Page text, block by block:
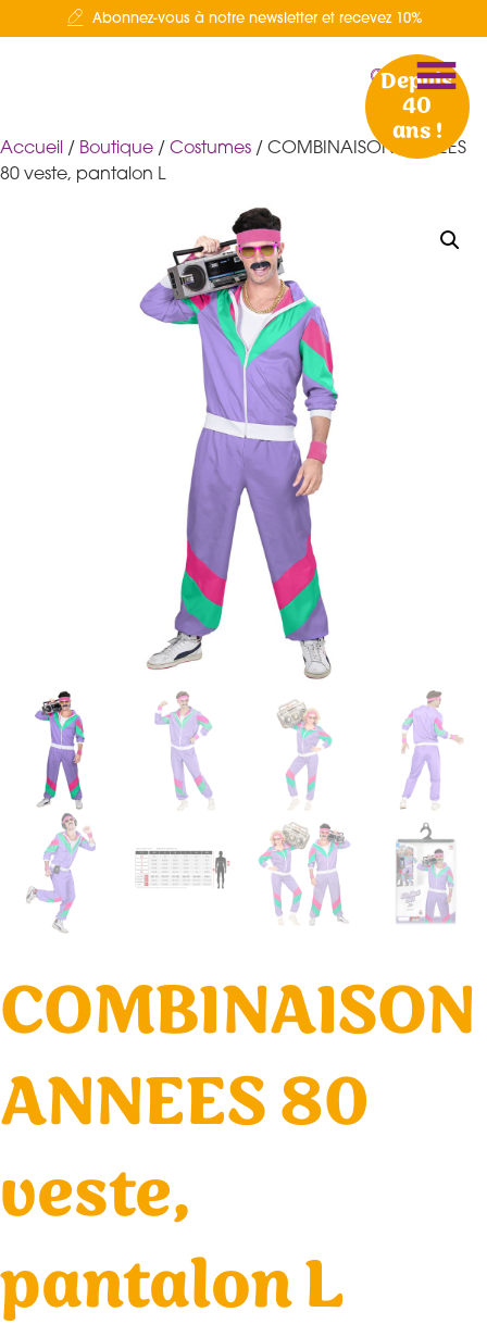
Abonnez-vous à notre newsletter et recevez 10%
Depuis
40
ans !
Accueil / Boutique / Costumes / COMBINAISON ANNEES
80 veste, pantalon L
COMBINAISON
ANNEES 80
veste,
pantalon L